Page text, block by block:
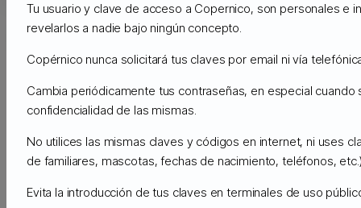
No hay anuncios para mostrar
Tu usuario y clave de acceso a Copernico, son personales e
revelarlos a nadie bajo ningún concepto.
Copérnico nunca solicitará tus claves por email ni vía
Cambia periódicamente tus contraseñas, en especial
confidencialidad de las mismas.
No utilices las mismas claves y códigos en internet, ni uses
de familiares, mascotas, fechas de nacimiento, teléfonos,
Evita la introducción de tus claves en terminales de uso